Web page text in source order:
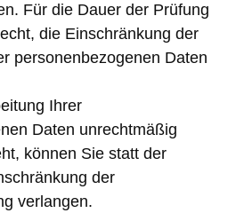
Für die Dauer der Prüfung
die Einschränkung der
personenbezogenen Daten
Ihrer
Daten unrechtmäßig
können Sie statt der
der
verlangen.